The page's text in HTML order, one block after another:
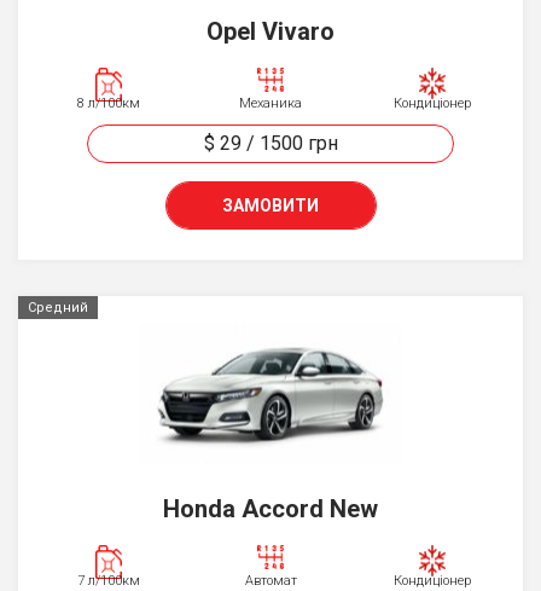
Opel Vivaro
8 л/100км Механика Кондиціонер
$ 29/ 1500 грн
ЗАМОВИТИ
Средний
Honda Accord New
7 л/100км Автомат Кондиціонер